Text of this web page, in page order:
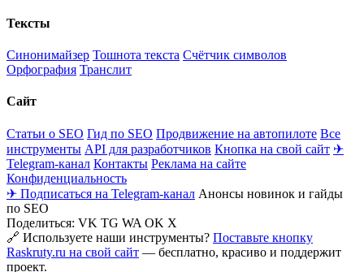
Тексты
Синонимайзер Тошнота текста Счётчик символов
Орфография Транслит
Сайт
Статьи о SEO Гид по SEO Продвижение на автопилоте Все
инструменты API для разработчиков Кнопка на свой сайт ✈
Telegram-канал Контакты Реклама на сайте
Конфиденциальность
✈ Подписаться на Telegram-канал Анонсы новинок и гайды
по SEO
Поделиться: VK TG WA OK X
🔗 Используете наши инструменты? Поставьте кнопку
Raskruty.ru на свой сайт — бесплатно, красиво и поддержит
проект.